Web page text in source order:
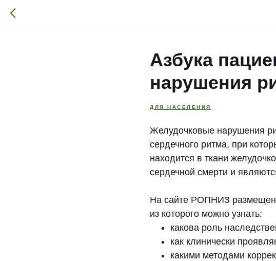
Азбука
нарушения
ДЛЯ НАСЕЛЕНИЯ
Желудочковые нарушения
сердечного ритма, при
находится в ткани
сердечной смерти и
На сайте РОПНИЗ
из которого можно узнать:
какова роль
как клинически
какими методами